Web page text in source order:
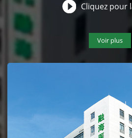
Cliquez pour
Voir plus